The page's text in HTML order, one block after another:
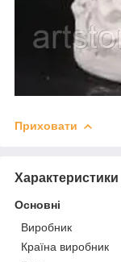
Приховати
Характеристики
Основні
Виробник
Країна виробник